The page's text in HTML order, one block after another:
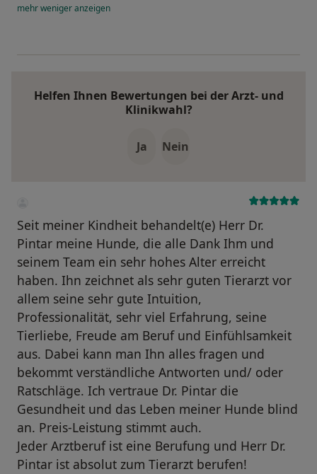
mehrwenigeranzeigen
Helfen Ihnen Bewertungen bei der Arzt- und
Klinikwahl?
Ja Nein
Seit meiner Kindheit behandelt(e) Herr Dr.
Pintar meine Hunde, die alle Dank Ihm und
seinem Team ein sehr hohes Alter erreicht
haben. Ihn zeichnet als sehr guten Tierarzt vor
allem seine sehr gute Intuition,
Professionalität, sehr viel Erfahrung, seine
Tierliebe, Freude am Beruf und Einfühlsamkeit
aus. Dabei kann man Ihn alles fragen und
bekommt verständliche Antworten und/ oder
Ratschläge. Ich vertraue Dr. Pintar die
Gesundheit und das Leben meiner Hunde blind
an. Preis-Leistung stimmt auch.
Jeder Arztberuf ist eine Berufung und Herr Dr.
Pintar ist absolut zum Tierarzt berufen!